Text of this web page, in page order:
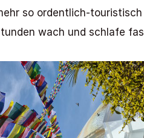
so ordentlich-
wach und schlafe